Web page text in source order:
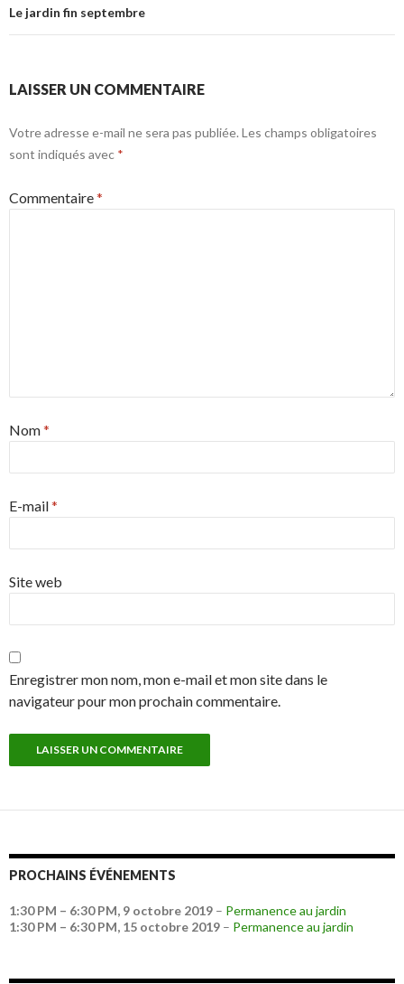
Le jardin fin septembre
LAISSER UN COMMENTAIRE
Votre adresse e-mail ne sera pas publiée. Les champs obligatoires
sont indiqués avec *
Commentaire*
Nom*
E-mail*
Site web
Enregistrer mon nom, mon e-mail et mon site dans le
navigateur pour mon prochain commentaire.
PROCHAINS ÉVÉNEMENTS
1:30 PM – 6:30 PM, 9 octobre 2019 – Permanence au jardin
1:30 PM – 6:30 PM, 15 octobre 2019 – Permanence au jardin